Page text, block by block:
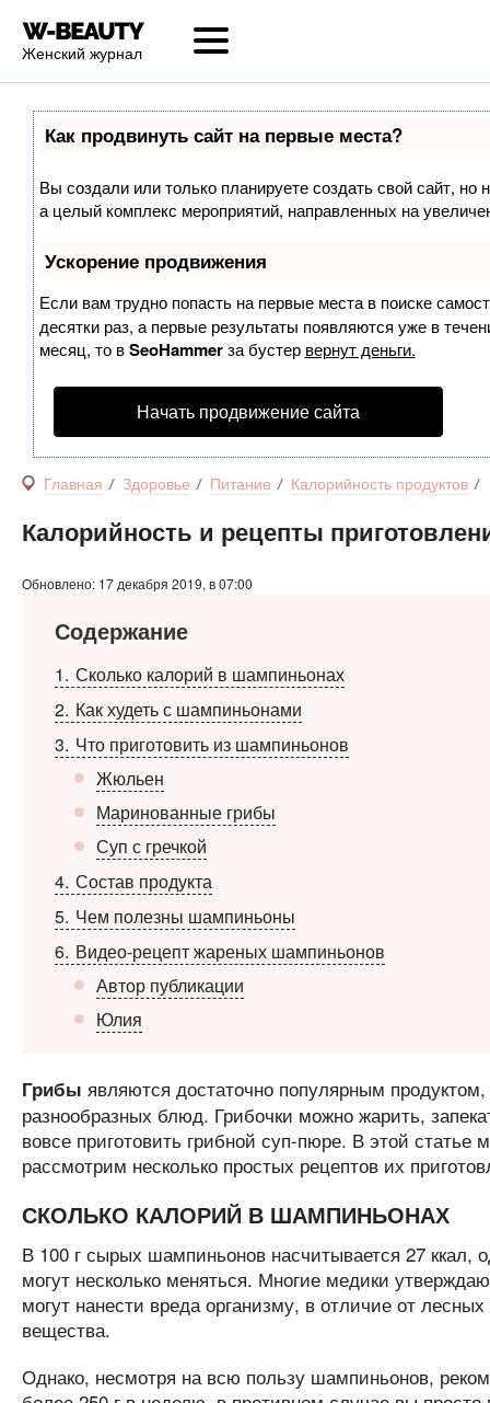
Женский журнал
Как продвинуть сайт на первые места?
Вы создали или только планируете создать свой сайт, но
а целый комплекс мероприятий, направленных на
Ускорение продвижения
Если вам трудно попасть на первые места в поиске
десятки раз, а первые результаты появляются уже в
месяц, то вSeoHammerза бустер вернут деньги.
Начать продвижение сайта
Главная Здоровье Питание Калорийность продуктов
Калорийность и рецепты
Обновлено: 17 декабря 2019, в 07:00
Содержание
1 Сколько калорий в шампиньонах
2 Как худеть с шампиньонами
3 Что приготовить из шампиньонов
Жюльен
Маринованные грибы
Суп с гречкой
4 Состав продукта
5 Чем полезны шампиньоны
6 Видео-рецепт жареных шампиньонов
Автор публикации
Юлия
Грибы являются достаточно популярным
разнообразных блюд. Грибочки можно жарить,
вовсе приготовить грибной суп-пюре. В этой
рассмотрим несколько простых рецептов их
СКОЛЬКО КАЛОРИЙ В ШАМПИНЬОНАХ
В 100 г сырых шампиньонов насчитывается 27 ккал,
могут несколько меняться. Многие медики
могут нанести вреда организму, в отличие от
вещества.
Однако, несмотря на всю пользу шампиньонов,